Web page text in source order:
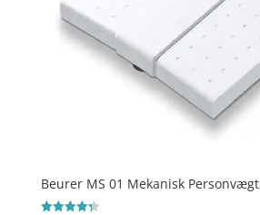
Beurer MS 01 Mekanisk Personvægt